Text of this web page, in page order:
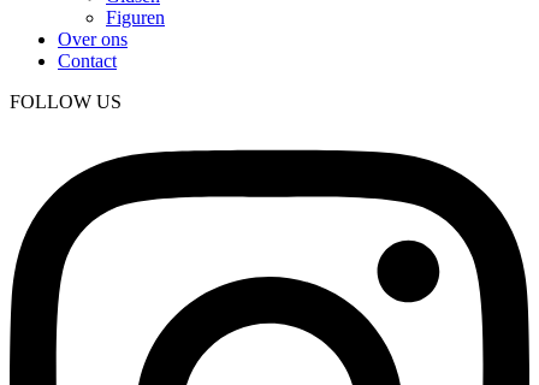
Figuren
Over ons
Contact
FOLLOW US